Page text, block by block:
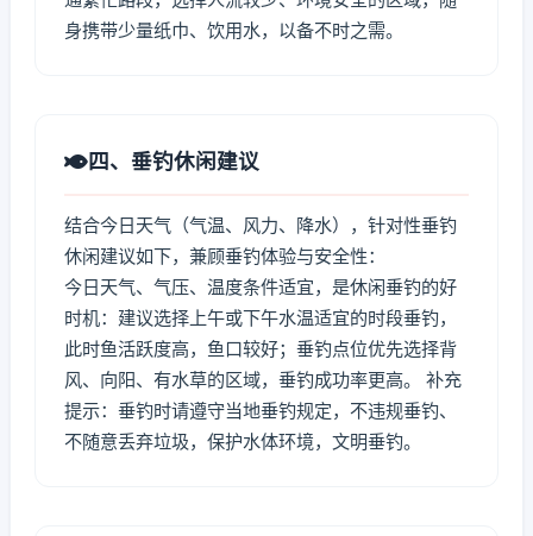
身携带少量纸巾、饮用水，以备不时之需。
四、垂钓休闲建议
结合今日天气（气温、风力、降水），针对性垂钓
休闲建议如下，兼顾垂钓体验与安全性：
今日天气、气压、温度条件适宜，是休闲垂钓的好
时机：建议选择上午或下午水温适宜的时段垂钓，
此时鱼活跃度高，鱼口较好；垂钓点位优先选择背
风、向阳、有水草的区域，垂钓成功率更高。 补充
提示：垂钓时请遵守当地垂钓规定，不违规垂钓、
不随意丢弃垃圾，保护水体环境，文明垂钓。